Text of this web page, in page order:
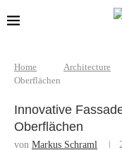
Home Architecture
Oberflächen
Innovative
Oberflächen
von Markus Schraml